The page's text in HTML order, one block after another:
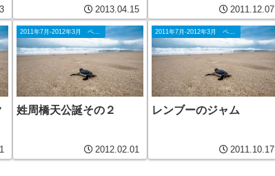
2013.04.15 2011.12.07
姓周橋天公誕その２
2012.02.01
レンブーのジャム
2011.10.17